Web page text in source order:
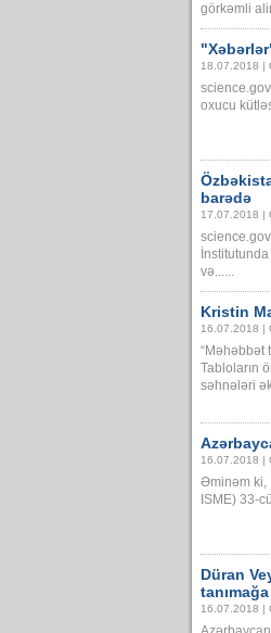
görkəmli
18.07.2018 |
oxucu
barədə
17.07.2018 |
və......
Kristin
16.07.2018 |
“Məhəbbət
Tabloların
səhnələri
16.07.2018 |
Əminəm ki,
ISME) 33-
Düran
16.07.2018 |